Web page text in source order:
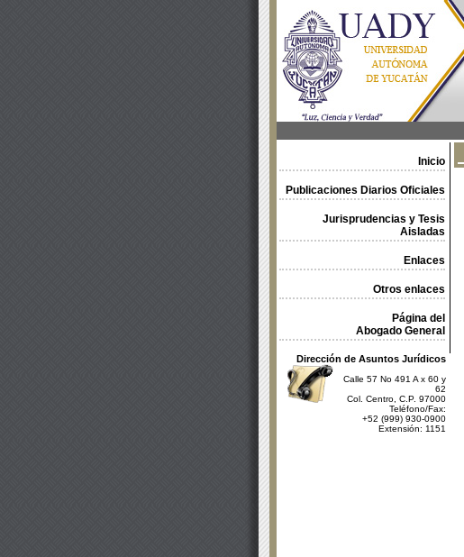
Inicio
Publicaciones Diarios Oficiales
Jurisprudencias y Tesis
Aisladas
Enlaces
Otros enlaces
Página del
Abogado General
Dirección de Asuntos Jurídicos
Calle 57 No 491 A x 60 y
62
Col. Centro, C.P. 97000
Teléfono/Fax:
+52 (999) 930-0900
Extensión: 1151